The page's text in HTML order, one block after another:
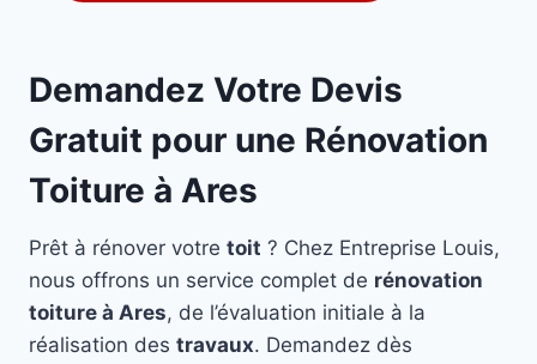
Demandez Votre Devis
Gratuit pour une Rénovation
Toiture à Ares
Prêt à rénover votre toit ? Chez Entreprise Louis,
nous offrons un service complet de rénovation
toiture à Ares, de l’évaluation initiale à la
réalisation des travaux. Demandez dès